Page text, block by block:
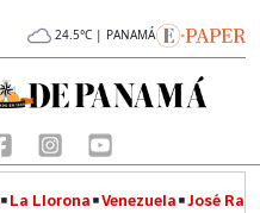
24.5°C | PANAMÁ
La Llorona Venezuela José